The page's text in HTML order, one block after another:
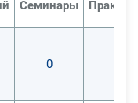
Семинары
0